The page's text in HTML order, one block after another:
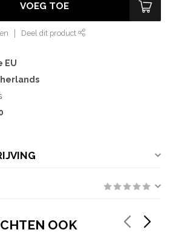
VOEG TOE
Deel dit product
EU
OOK